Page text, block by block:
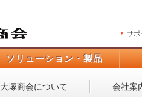
サポ
ソリューション・製品
大塚商会について 会社案